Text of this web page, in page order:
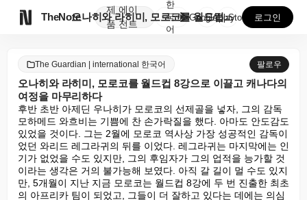
TheNote
제
품
에이
전트
오나히와 라히미, 모로코를 월드컵 8강으로 이끌고 캐나...
한
국
어
GooglePlay
AppStore 로그인
The Guardian | international 한국어 팔로우
오나히와 라히미, 모로코를 월드컵 8강으로 이끌고 캐나다의
여정을 마무리하다
후반 초반 아제딘 우나히가 모로코의 선제골을 넣자, 그의 감독
모하메드 와흐비는 기쁨에 찬 손가락질을 했다. 아마도 안도감도
있었을 것이다. 그는 2월에 모로코 역사상 가장 성공적인 감독이
었던 와리드 레그라귀의 뒤를 이었다. 레그라귀는 마지막에는 인
기가 없었을 수도 있지만, 그의 후임자가 그의 업적을 능가할 것
이라는 생각은 거의 불가능해 보였다. 아직 갈 길이 멀 수도 있지
만, 5개월이 지난 지금 모로코는 월드컵 8강에 두 번 진출한 최초
의 아프리카 팀이 되었고, 그들이 더 잘하고 있다는 데에는 의심